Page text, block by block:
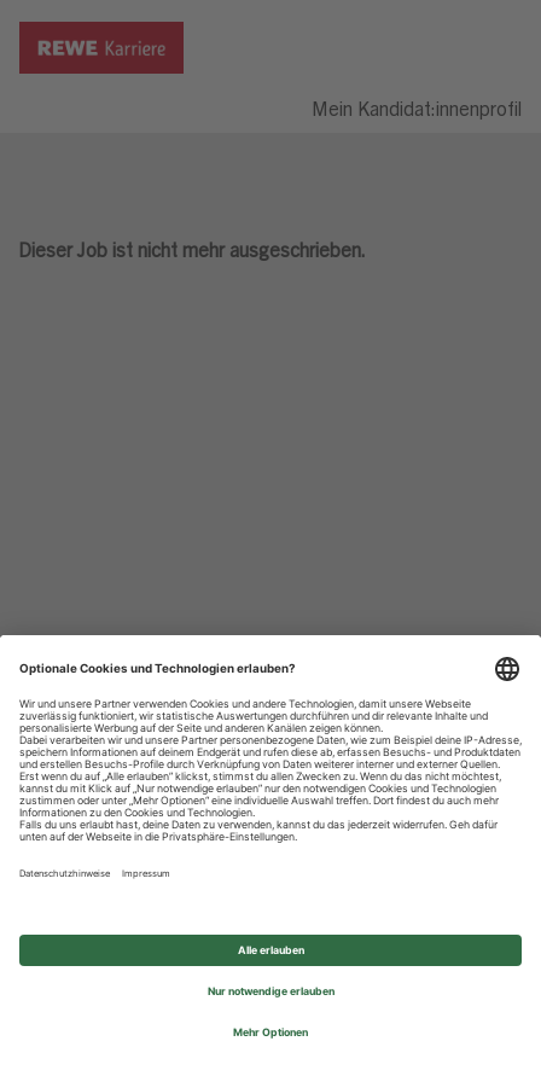
Mein Kandidat:innenprofil
Dieser Job ist nicht mehr ausgeschrieben.
Datenschutzhinweise
Impressum
Privatsphäre-Einstellungen
© 2026 REWE Group - All rights reserved